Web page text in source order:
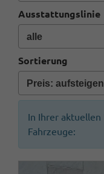
Ausstattungslinie
Sortierung
In Ihrer
Fahrzeuge: